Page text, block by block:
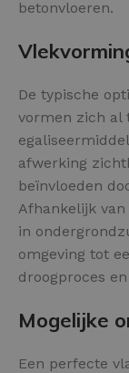
betonvloeren.
De typische
vormen zich al
afwerking
beïnvloeden
Afhankelijk
in
omgeving tot
droogproces
Mogelijke
Een perfecte